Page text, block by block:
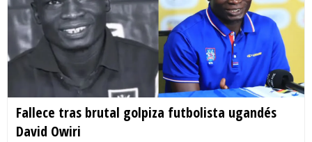
Fallece tras brutal golpiza futbolista ugandés
David Owiri